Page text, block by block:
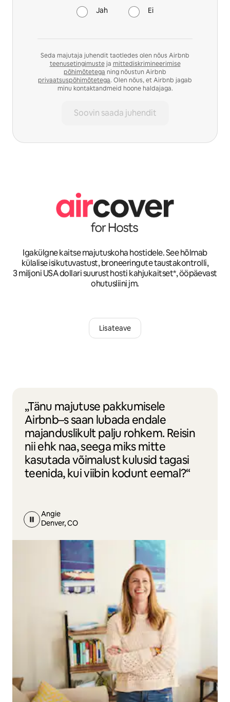
Jah Ei
Seda majutaja juhendit taotledes olen nõus Airbnb
teenusetingimusteja mittediskrimineerimise
põhimõtetega ning nõustun Airbnb
privaatsuspõhimõtetega. Olen nõus, et Airbnb jagab
minu kontaktandmeid hoone haldajaga.
Soovin saada juhendit
Igakülgne kaitse majutuskoha hostidele. See hõlmab
külalise isikutuvastust, broneeringute taustakontrolli,
3 miljoni USA dollari suurust hosti kahjukaitset*, ööpäevast
ohutusliini jm.
Lisateave
„Tänu majutuse pakkumisele
Airbnb–s saan lubada endale
majanduslikult palju rohkem. Reisin
nii ehk naa, seega miks mitte
kasutada võimalust kulusid tagasi
teenida, kui viibin kodunt eemal?“
Angie
Denver, CO